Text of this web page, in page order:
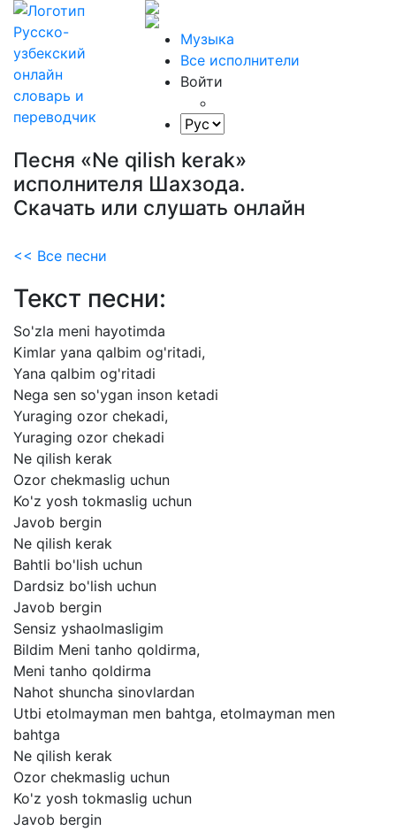
Музыка
Все исполнители
Войти
Песня «Ne qilish kerak»
исполнителя Шахзода.
Скачать или слушать онлайн
<< Все песни
Текст песни:
So'zla meni hayotimda
Kimlar yana qalbim og'ritadi,
Yana qalbim og'ritadi
Nega sen so'ygan inson ketadi
Yuraging ozor chekadi,
Yuraging ozor chekadi
Ne qilish kerak
Ozor chekmaslig uchun
Ko'z yosh tokmaslig uchun
Javob bergin
Ne qilish kerak
Bahtli bo'lish uchun
Dardsiz bo'lish uchun
Javob bergin
Sensiz yshaolmasligim
Bildim Meni tanho qoldirma,
Meni tanho qoldirma
Nahot shuncha sinovlardan
Utbi etolmayman men bahtga, etolmayman men
bahtga
Ne qilish kerak
Ozor chekmaslig uchun
Ko'z yosh tokmaslig uchun
Javob bergin